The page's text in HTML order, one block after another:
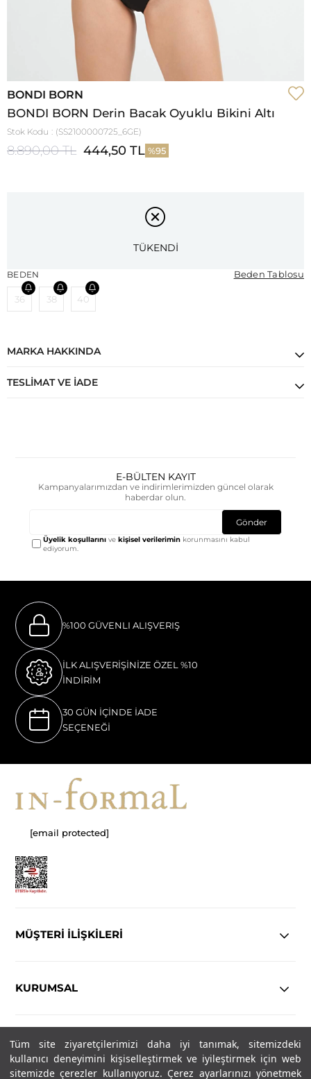
Tüm site ziyaretçilerimizi daha iyi tanımak, sitemizdeki
kullanıcı deneyimini kişiselleştirmek ve iyileştirmek için web
sitemizde çerezler kullanıyoruz. Çerez ayarlarınızı yönetmek
BONDI BORN
BONDI BORN Derin Bacak Oyuklu Bikini Altı
Stok Kodu (SS2100000725_6GE)
8.890,00 TL 444,50 TL 95
TÜKENDİ
BEDEN Beden Tablosu
36 38 40
MARKA HAKKINDA
TESLIMAT VE İADE
E-BÜLTEN KAYIT
Kampanyalarımızdan ve indirimlerimizden güncel olarak
haberdar olun.
Gönder
Üyelik koşullarını vekişisel verilerimin korunmasını kabul
ediyorum.
%100 GÜVENLI ALIŞVERIŞ
İLK ALIŞVERİŞİNİZE ÖZEL %10
İNDİRİM
30 GÜN İÇİNDE İADE
SEÇENEĞİ
[email protected]
MÜŞTERİ İLİŞKİLERİ
KURUMSAL
YASAL
Copyright© 2025 IN-FORMAL Tüm hakları saklıdır.